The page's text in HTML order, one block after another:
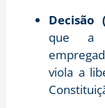
Decisão
que a
viola a